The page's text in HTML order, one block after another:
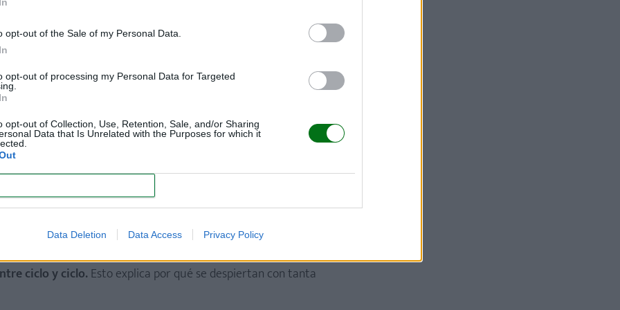
opt-out of the Sale of my Personal Data.
opt-out of processing my Personal Data for Targeted
opt-out of Collection, Use, Retention, Sale, and/or Sharing
Data that Is Unrelated with the Purposes for which it
Data Deletion Data Access Privacy Policy
tanto por la noche?
se suceden a lo largo de la noche.
niños, es de 30-40 minutos.
Mientras que los adultos somos capaces de volver a
un poco, pero sin llegar a despertarnos), muchas veces,los
ciclo y ciclo. Esto explica por qué se despiertan con tanta